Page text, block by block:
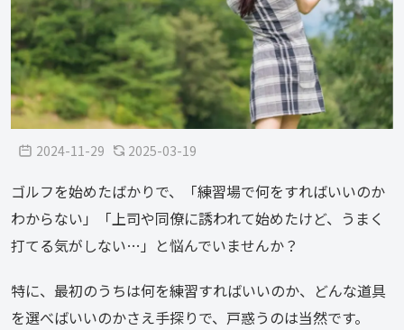
2024-11-29 2025-03-19
ゴルフを始めたばかりで、「練習場で何をすればいいのか
わからない」「上司や同僚に誘われて始めたけど、うまく
打てる気がしない…」と悩んでいませんか？
特に、最初のうちは何を練習すればいいのか、どんな道具
を選べばいいのかさえ手探りで、戸惑うのは当然です。